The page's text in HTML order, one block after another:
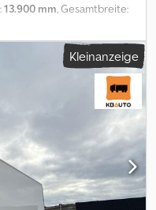
13.900 mm, Gesamtbreite:
Marke: HFR
Vector 1850Mt – 14.518
Luft Djdpjur Uiusfx
(L/B): 13.900 mm / 2.600
/ 10.060 kg = Weitere
Nutzlast: 31.940 kg
Kleinanzeige